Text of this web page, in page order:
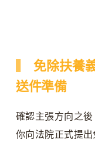
免除扶養
送件準備
確認主張方向之
你向法院正式提